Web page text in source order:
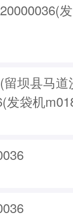
坝县马
发袋机